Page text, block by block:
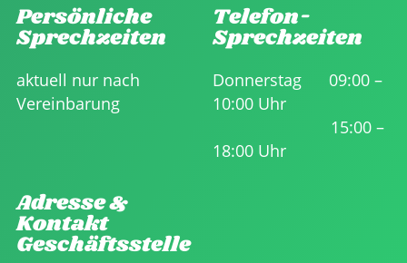
Persönliche
Sprechzeiten
aktuell nur nach
Vereinbarung
Adresse &
Kontakt
Geschäftsstelle
Telefon-
Sprechzeiten
Donnerstag 09:00 –
10:00 Uhr
15:00 –
18:00 Uhr